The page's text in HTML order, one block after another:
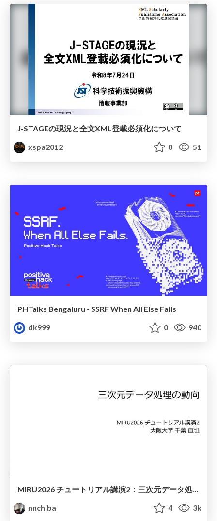
J-STAGEの現況と全文XML登載必須化について
xspa2012
0 51
PHTalks Bengaluru - SSRF When All Else Fails
dk999
0 940
MIRU2026 チュートリアル講演2：三次元データ処理の動向
nnchiba
4 3k